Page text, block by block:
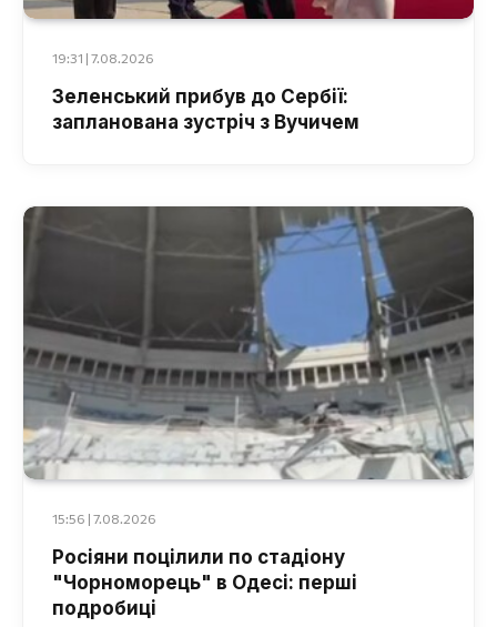
19:31 | 7.08.2026
Зеленський прибув до Сербії:
запланована зустріч з Вучичем
15:56 | 7.08.2026
Росіяни поцілили по стадіону
"Чорноморець" в Одесі: перші
подробиці